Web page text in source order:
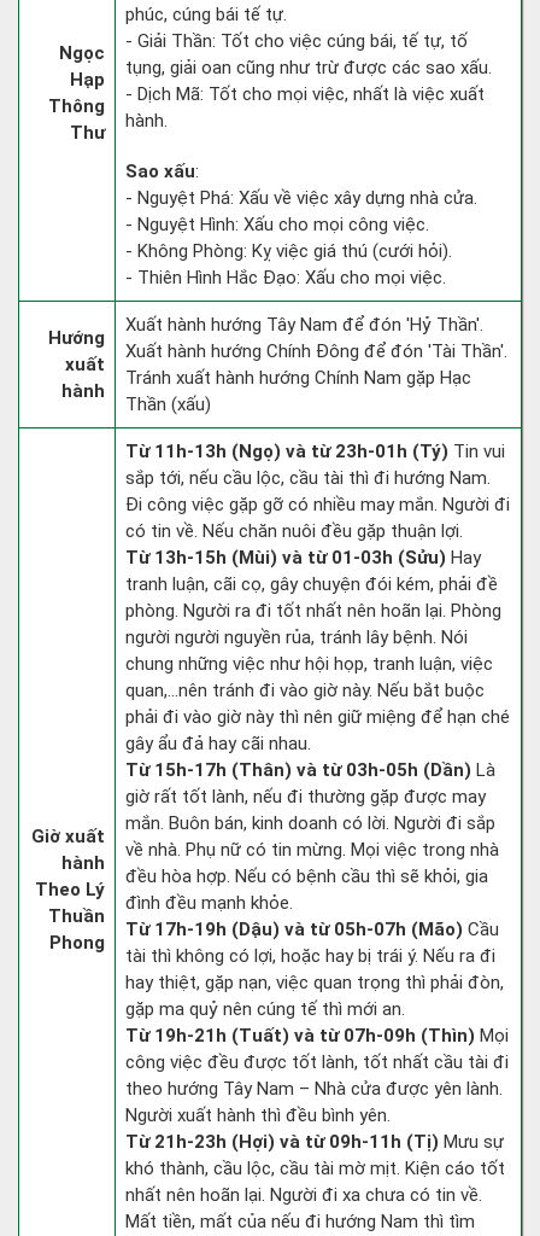
Ngọc
Hạp
Thông
Thư
phúc, cúng bái tế tự.
- Giải Thần: Tốt cho việc cúng bái, tế tự, tố
tụng, giải oan cũng như trừ được các sao xấu.
- Dịch Mã: Tốt cho mọi việc, nhất là việc xuất
hành.
Sao xấu:
- Nguyệt Phá: Xấu về việc xây dựng nhà cửa.
- Nguyệt Hình: Xấu cho mọi công việc.
- Không Phòng: Kỵ việc giá thú (cưới hỏi).
- Thiên Hình Hắc Đạo: Xấu cho mọi việc.
Hướng
xuất
hành
Xuất hành hướng Tây Nam để đón 'Hỷ Thần'.
Xuất hành hướng Chính Đông để đón 'Tài Thần'.
Tránh xuất hành hướng Chính Nam gặp Hạc
Thần (xấu)
Giờ xuất
hành
Theo Lý
Thuần
Phong
Từ 11h-13h (Ngọ) và từ 23h-01h (Tý) Tin vui
sắp tới, nếu cầu lộc, cầu tài thì đi hướng Nam.
Đi công việc gặp gỡ có nhiều may mắn. Người đi
có tin về. Nếu chăn nuôi đều gặp thuận lợi.
Từ 13h-15h (Mùi) và từ 01-03h (Sửu) Hay
tranh luận, cãi cọ, gây chuyện đói kém, phải đề
phòng. Người ra đi tốt nhất nên hoãn lại. Phòng
người người nguyền rủa, tránh lây bệnh. Nói
chung những việc như hội họp, tranh luận, việc
quan,…nên tránh đi vào giờ này. Nếu bắt buộc
phải đi vào giờ này thì nên giữ miệng để hạn ché
gây ẩu đả hay cãi nhau.
Từ 15h-17h (Thân) và từ 03h-05h (Dần) Là
giờ rất tốt lành, nếu đi thường gặp được may
mắn. Buôn bán, kinh doanh có lời. Người đi sắp
về nhà. Phụ nữ có tin mừng. Mọi việc trong nhà
đều hòa hợp. Nếu có bệnh cầu thì sẽ khỏi, gia
đình đều mạnh khỏe.
Từ 17h-19h (Dậu) và từ 05h-07h (Mão) Cầu
tài thì không có lợi, hoặc hay bị trái ý. Nếu ra đi
hay thiệt, gặp nạn, việc quan trọng thì phải đòn,
gặp ma quỷ nên cúng tế thì mới an.
Từ 19h-21h (Tuất) và từ 07h-09h (Thìn) Mọi
công việc đều được tốt lành, tốt nhất cầu tài đi
theo hướng Tây Nam – Nhà cửa được yên lành.
Người xuất hành thì đều bình yên.
Từ 21h-23h (Hợi) và từ 09h-11h (Tị) Mưu sự
khó thành, cầu lộc, cầu tài mờ mịt. Kiện cáo tốt
nhất nên hoãn lại. Người đi xa chưa có tin về.
Mất tiền, mất của nếu đi hướng Nam thì tìm